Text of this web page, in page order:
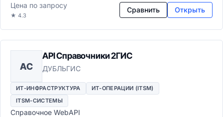
Цена по запросу
★ 4.3
Сравнить Открыть
AС
API Справочники 2ГИС
ДУБЛЬГИС
ИТ-ИНФРАСТРУКТУРА
ИТ-ОПЕРАЦИИ (ITSM)
ITSM-СИСТЕМЫ
Справочное WebAPI